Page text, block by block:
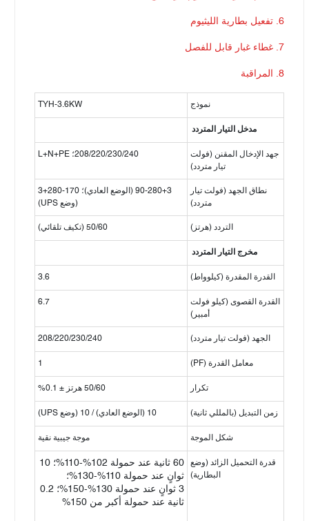
6. تفعيل بطارية الليثيوم
7. غطاء غبار قابل للفصل
8. المراقبة
نموذج TYH-3.6KW
مدخل التيار المتردد
جهد الإدخال المقنن (فولت
تيار متردد)
208/220/230/240؛ L+N+PE
نطاق الجهد (فولت تيار
متردد)
90-280+3 (الوضع العادي)؛ 170-280+3
(وضع UPS)
التردد (هرتز) 50/60 (تكيف تلقائي)
مخرج التيار المتردد
القدرة المقدرة (كيلوواط) 3.6
القدرة القصوى (كيلو فولت
أمبير)
6.7
الجهد (فولت تيار متردد) 208/220/230/240
معامل القدرة (PF) 1
تكرار 50/60 هرتز ± 0.1%
زمن التبديل (بالمللي ثانية) 10 (الوضع العادي) / 10 (وضع UPS)
شكل الموجة موجة جيبية نقية
قدرة التحميل الزائد (وضع
البطارية)
60 ثانية عند حمولة 102%-110%؛ 10
ثوانٍ عند حمولة 110%-130%؛
3 ثوانٍ عند حمولة 130%-150%؛ 0.2
ثانية عند حمولة أكبر من 150%